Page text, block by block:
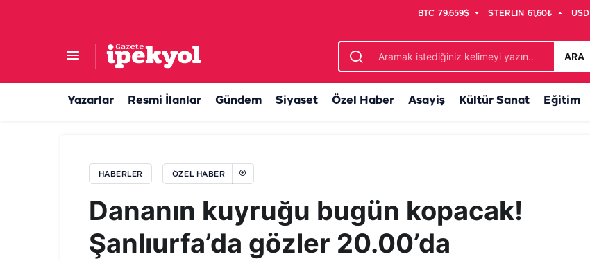
BTC 79.659$ STERLIN 61,60₺ USD
ARA
Yazarlar Resmi İlanlar Gündem Siyaset Özel Haber Asayiş Kültür Sanat Eğitim
HABERLER ÖZEL HABER
Dananın kuyruğu bugün kopacak!
Şanlıurfa’da gözler 20.00’da